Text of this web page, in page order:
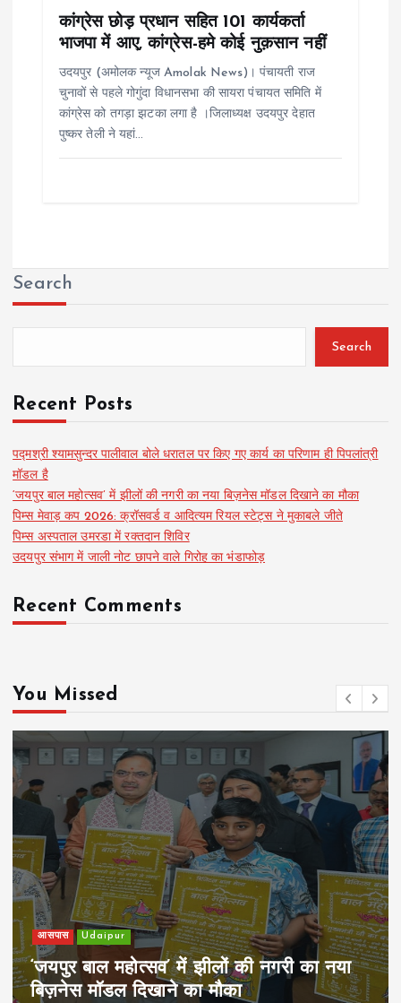
कांग्रेस छोड़ प्रधान सहित 101 कार्यकर्ता
भाजपा में आए, कांग्रेस-हमे कोई नुक़सान नहीं
उदयपुर (अमोलक न्यूज Amolak News)। पंचायती राज
चुनावों से पहले गोगुंदा विधानसभा की सायरा पंचायत समिति में
कांग्रेस को तगड़ा झटका लगा है ।जिलाध्यक्ष उदयपुर देहात
पुष्कर तेली ने यहां…
Search
Search
Recent Posts
पद्मश्री श्यामसुन्दर पालीवाल बोले धरातल पर किए गए कार्य का परिणाम ही पिपलांत्री
मॉडल है
‘जयपुर बाल महोत्सव’ में झीलों की नगरी का नया बिज़नेस मॉडल दिखाने का मौका
पिम्स मेवाड़ कप 2026: क्रॉसवर्ड व आदित्यम रियल स्टेट्स ने मुकाबले जीते
पिम्स अस्पताल उमरडा में रक्तदान शिविर
उदयपुर संभाग में जाली नोट छापने वाले गिरोह का भंडाफोड़
Recent Comments
You Missed
खेल Udaipur
पिम्स मेवाड़ कप 2026: क्रॉसवर्ड व आदित्यम
रियल स्टेट्स ने मुकाबले जीते